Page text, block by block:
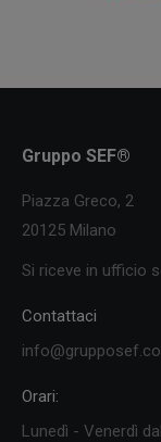
Gruppo SEF®
Piazza Greco, 2
20125 Milano
Si riceve in ufficio
Contattaci
Orari:
Lunedì - Venerdì